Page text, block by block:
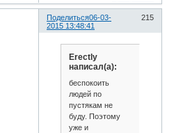
Поделиться 215
06-03-
2015 13:48:41
Erectly
написал(а):
беспокоить
людей по
пустякам не
буду. Поэтому
уже и